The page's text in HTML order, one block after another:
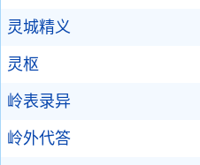
灵城精义
灵枢
岭表录异
岭外代答